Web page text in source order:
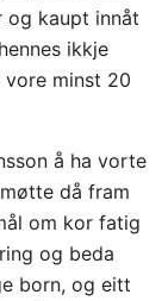
og kaupt innåt
ikkje
vore minst 20
å ha vorte
då fram
om kor fatig
og beda
born, og eitt